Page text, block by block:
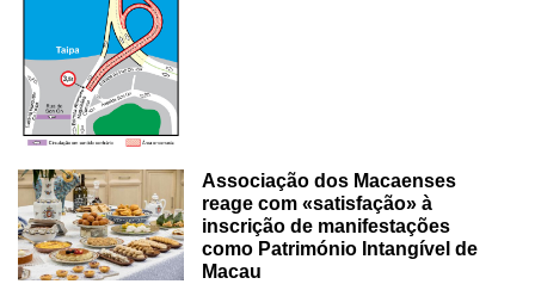
Associação dos Macaenses
reage com «satisfação» à
inscrição de manifestações
como Património Intangível de
Macau